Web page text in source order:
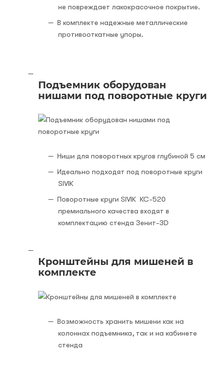
не повреждает лакокрасочное покрытие.
В комплекте надежные металлические
противооткатные упоры.
Подъемник оборудован
нишами под поворотные круги
Ниши для поворотных кругов глубиной 5 см
Идеально подходят под поворотные круги
SIVIK
Поворотные круги SIVIK КС-520
премиального качества входят в
комплектацию стенда Зенит-3D
Кронштейны для мишеней в
комплекте
Возможность хранить мишени как на
колоннах подъемника, так и на кабинете
стенда